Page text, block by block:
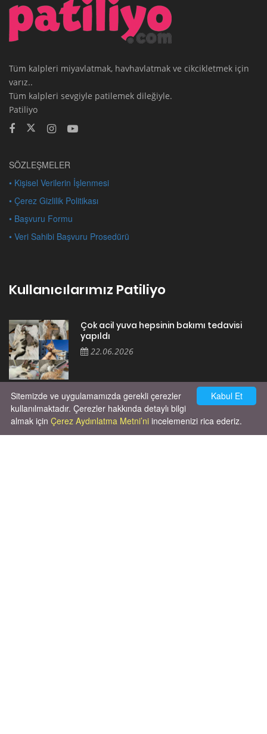
Tüm kalpleri miyavlatmak, havhavlatmak ve cikcikletmek için
varız..
Tüm kalpleri sevgiyle patilemek dileğiyle.
Patiliyo
SÖZLEŞMELER
• Kişisel Verilerin İşlenmesi
• Çerez Gizlilik Politikası
• Başvuru Formu
• Veri Sahibi Başvuru Prosedürü
Kullanıcılarımız Patiliyo
Çok acil yuva hepsinin bakımı tedavisi
yapıldı
22.06.2026
Cok huysal asla tırmalama huyu yok yeni
kısırlastırdım tuvalet egitimi de var
kumundan baska yere ya...
02.03.2026
Kabul Et
Sitemizde ve uygulamamızda gerekli çerezler
kullanılmaktadır. Çerezler hakkında detaylı bilgi
almak için Çerez Aydınlatma Metni’ni incelemenizi rica ederiz.